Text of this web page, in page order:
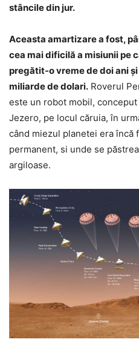
stâncile din jur.
Aceasta amartizare a fost,
cea mai dificilă a misiunii pe
pregătit-o vreme de doi ani
miliarde de dolari. Roverul
este un robot mobil,
Jezero, pe locul căruia, în
când miezul planetei era
permanent, si unde se
argiloase.